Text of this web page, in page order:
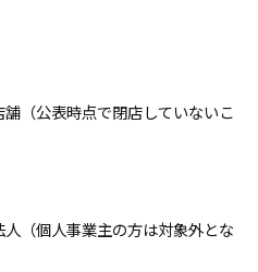
（公表時点で閉店していないこ
（個人事業主の方は対象外とな